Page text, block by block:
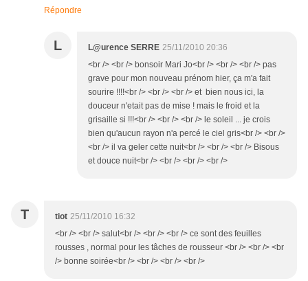
Répondre
L L@urence SERRE 25/11/2010 20:36
<br /> <br /> bonsoir Mari Jo<br /> <br /> <br /> pas
grave pour mon nouveau prénom hier, ça m'a fait
sourire !!!!<br /> <br /> <br /> et bien nous ici, la
douceur n'etait pas de mise ! mais le froid et la
grisaille si !!!<br /> <br /> <br /> le soleil ... je crois
bien qu'aucun rayon n'a percé le ciel gris<br /> <br />
<br /> il va geler cette nuit<br /> <br /> <br /> Bisous
et douce nuit<br /> <br /> <br /> <br />
T tiot 25/11/2010 16:32
<br /> <br /> salut<br /> <br /> <br /> ce sont des feuilles
rousses , normal pour les tâches de rousseur <br /> <br /> <br
/> bonne soirée<br /> <br /> <br /> <br />